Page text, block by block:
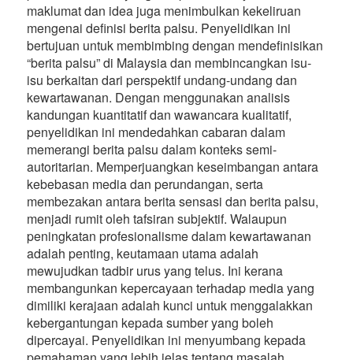
maklumat dan idea juga menimbulkan kekeliruan
mengenai definisi berita palsu. Penyelidikan ini
bertujuan untuk membimbing dengan mendefinisikan
“berita palsu” di Malaysia dan membincangkan isu-
isu berkaitan dari perspektif undang-undang dan
kewartawanan. Dengan menggunakan analisis
kandungan kuantitatif dan wawancara kualitatif,
penyelidikan ini mendedahkan cabaran dalam
memerangi berita palsu dalam konteks semi-
autoritarian. Memperjuangkan keseimbangan antara
kebebasan media dan perundangan, serta
membezakan antara berita sensasi dan berita palsu,
menjadi rumit oleh tafsiran subjektif. Walaupun
peningkatan profesionalisme dalam kewartawanan
adalah penting, keutamaan utama adalah
mewujudkan tadbir urus yang telus. Ini kerana
membangunkan kepercayaan terhadap media yang
dimiliki kerajaan adalah kunci untuk menggalakkan
kebergantungan kepada sumber yang boleh
dipercayai. Penyelidikan ini menyumbang kepada